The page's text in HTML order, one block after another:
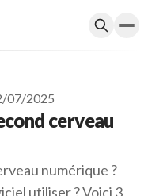
07/2025
cerveau
numérique ?
utiliser ? Voici 3